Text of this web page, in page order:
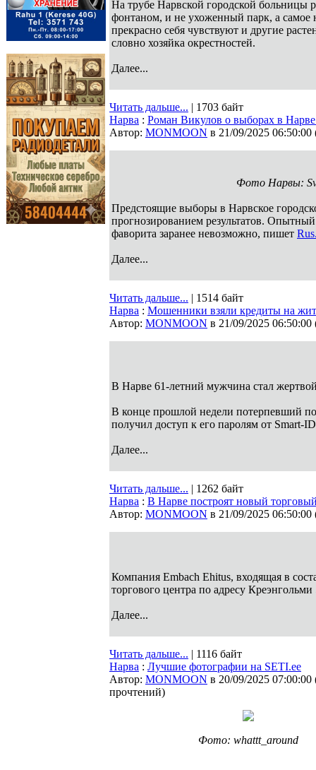
На трубе Нарвской городской больницы
фонтаном, и не ухоженный парк, а самое
прекрасно себя чувствуют и другие
словно хозяйка окрестностей.
Далее...
Читать дальше... | 1703 байт
Нарва : Роман Викулов о выборах в
Автор: MONMOON в 21/09/2025 06:50:00
Фото Нарвы:
Предстоящие выборы в Нарвское
прогнозированием результатов.
фаворита заранее невозможно, пишет
Далее...
Читать дальше... | 1514 байт
Нарва : Мошенники взяли кредиты на
Автор: MONMOON в 21/09/2025 06:50:00
В Нарве 61-летний мужчина стал
В конце прошлой недели потерпевший
получил доступ к его паролям от Smart-
Далее...
Читать дальше... | 1262 байт
Нарва : В Нарве построят новый
Автор: MONMOON в 21/09/2025 06:50:00
Компания Embach Ehitus, входящая в
торгового центра по адресу
Далее...
Читать дальше... | 1116 байт
Нарва : Лучшие фотографии на SETI.ee
Автор: MONMOON в 20/09/2025 07:00:00
прочтений)
Фото: whattt_around